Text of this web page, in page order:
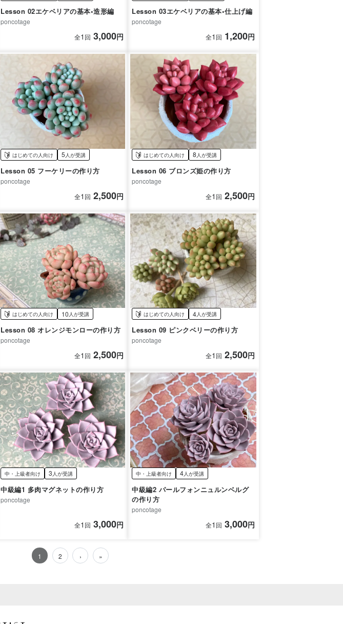
Lesson 02エケベリアの基本•造形編
poncotage
全1 回 3,000円
Lesson 03エケベリアの基本•仕上げ編
poncotage
全1 回 1,200円
Lesson 05 フーケリーの作り方
poncotage
はじめての人向け 5 人が受講
全1 回 2,500円
Lesson 06 ブロンズ姫の作り方
poncotage
はじめての人向け 8 人が受講
全1 回 2,500円
Lesson 08 オレンジモンローの作り方
poncotage
はじめての人向け 10 人が受講
全1 回 2,500円
Lesson 09 ピンクベリーの作り方
poncotage
はじめての人向け 4人が受講
全1 回 2,500円
中級編1 多肉マグネットの作り方
poncotage
中・上級者向け 3 人が受講
全1 回 3,000円
中級編2 パールフォンニュルンベルグ
の作り方
poncotage
中・上級者向け 4人が受講
全1 回 3,000円
1 2 › »